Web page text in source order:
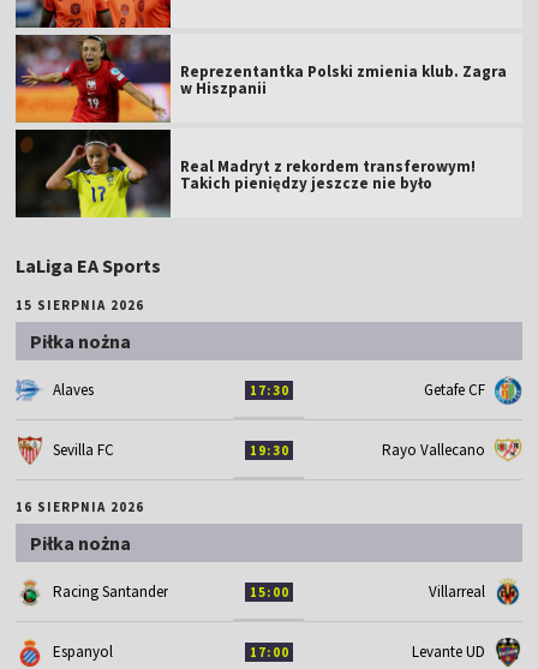
Reprezentantka Polski zmienia klub. Zagra
w Hiszpanii
Real Madryt z rekordem transferowym!
Takich pieniędzy jeszcze nie było
LaLiga EA Sports
15 SIERPNIA 2026
Piłka nożna
Alaves 17:30 Getafe CF
Sevilla FC 19:30 Rayo Vallecano
16 SIERPNIA 2026
Piłka nożna
Racing Santander 15:00 Villarreal
Espanyol 17:00 Levante UD